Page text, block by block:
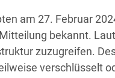
am 27. Februar
bekannt.
zuzugreifen.
verschlüsselt